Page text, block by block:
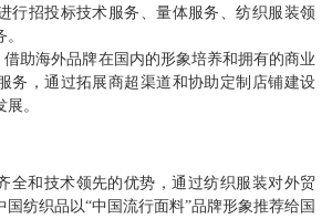
行招投标技术服务、量体服务、纺织服装领
助海外品牌在国内的形象培养和拥有的商业
务，通过拓展商超渠道和协助定制店铺建设
。
全和技术领先的优势，通过纺织服装对外贸
纺织品以“中国流行面料”品牌形象推荐给国